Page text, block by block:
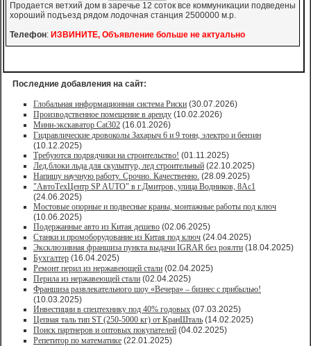
Продается ветхий дом в заречье 12 соток все коммуникации подведены
хороший подъезд рядом лодочная станция 2500000 м.р.
Телефон: ИЗВИНИТЕ, Объявление больше не актуально
Последние добавления на сайт:
Глобальная информационная система Риски (30.07.2026)
Производственное помещение в аренду (10.02.2026)
Мини-экскаватор Cat302 (16.01.2026)
Гидравлические дровоколы Захарыч 6 и 9 тонн, электро и бензин
(10.12.2025)
Требуются подрядчики на строительство! (01.11.2025)
Лед,блоки льда для скульптур, лед строительный (22.10.2025)
Напишу научную работу. Срочно. Качественно. (28.09.2025)
"АвтоТехЦентр SP AUTO" в г.Дмитров, улица Водников, 8Ас1
(24.06.2025)
Мостовые опорные и подвесные краны, монтажные работы под ключ
(10.06.2025)
Подержанные авто из Китая дешево (02.06.2025)
Станки и промоборудование из Китая под ключ (24.04.2025)
Эксклюзивная франшиза пункта выдачи IGRAR без роялти (18.04.2025)
Бухгалтер (16.04.2025)
Ремонт перил из нержавеющей стали (02.04.2025)
Перила из нержавеющей стали (02.04.2025)
Франшиза развлекательного шоу «Вечера» – бизнес с прибылью!
(10.03.2025)
Инвестиции в спецтехнику под 40% годовых (07.03.2025)
Цепная таль тип ST (250-5000 кг) от КранШталь (14.02.2025)
Поиск партнеров и оптовых покупателей (04.02.2025)
Репетитор по математике (22.01.2025)